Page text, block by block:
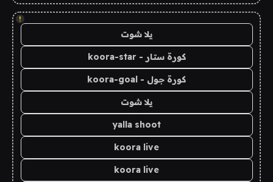
!
يلا شوت
كورة ستار - koora-star
كورة جول - koora-goal
يلا شوت
yalla shoot
koora live
koora live